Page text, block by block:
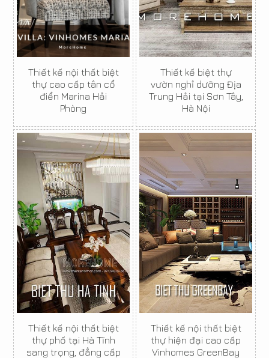
Thiết kế nội thất biệt
thự cao cấp tân cổ
điển Marina Hải
Phòng
Thiết kế biệt thự
vườn nghỉ dưỡng Địa
Trung Hải tại Sơn Tây,
Hà Nội
Thiết kế nội thất biệt
thự phố tại Hà Tĩnh
sang trọng, đẳng cấp
Thiết kế nội thất biệt
thự hiện đại cao cấp
Vinhomes GreenBay